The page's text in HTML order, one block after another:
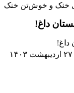
خنک و خوش‌تن خنک
داغ!